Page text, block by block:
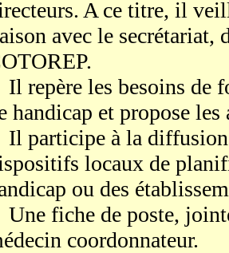
A ce titre, il
avec le secrétariat,
repère les besoins de
handicap et propose
participe à la diffusion
locaux de
ou des
fiche de poste,
coordonnateur.